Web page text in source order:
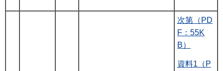
次第（PD
F：55K
B）
資料1（P